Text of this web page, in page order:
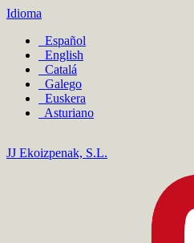
Idioma
Español
English
Catalá
Galego
Euskera
Asturiano
JJ Ekoizpenak, S.L.